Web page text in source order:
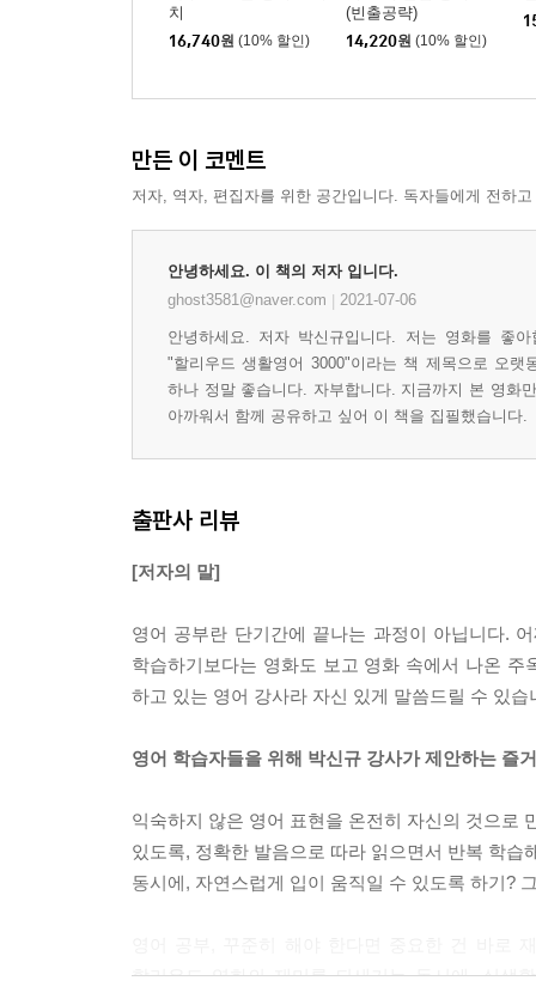
치
16,740원 (10% 할인)
(빈출공략)
14,220원 (10% 할인)
만든 이 코멘트
저자, 역자, 편집자를 위한 공간입니다. 독자들에게 전하
안녕하세요. 이 책의 저자 입니다.
ghost3581@naver.com
2021-07-06
안녕하세요. 저자 박신규입니다. 저는 영화를 좋
"할리우드 생활영어 3000"이라는 책 제목으로 오
하나 정말 좋습니다. 자부합니다. 지금까지 본 영화
아까워서 함께 공유하고 싶어 이 책을 집필했습니다.
출판사 리뷰
[저자의 말]
영어 공부란 단기간에 끝나는 과정이 아닙니다.
학습하기보다는 영화도 보고 영화 속에서 나온
하고 있는 영어 강사라 자신 있게 말씀드릴 수 있습
영어 학습자들을 위해 박신규 강사가 제안하는 즐
익숙하지 않은 영어 표현을 온전히 자신의 것으로
있도록, 정확한 발음으로 따라 읽으면서 반복 학
동시에, 자연스럽게 입이 움직일 수 있도록 하기?
할리우드 영화의 재미를 되새기는 동시에, 실생